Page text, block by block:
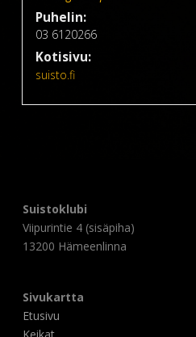
Puhelin:
03 6120266
Kotisivu:
suisto.fi
Suistoklubi
Viipurintie 4 (sisäpiha)
13200 Hämeenlinna
Sivukartta
Etusivu
Keikat